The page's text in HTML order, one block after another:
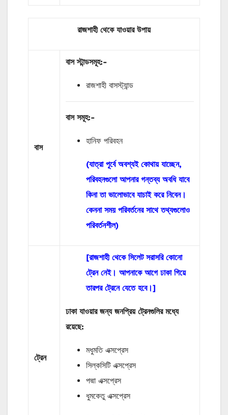
রাজশাহী থেকে যাওয়ার উপায়
বাস
বাস স্টান্ডসমূহ:-
রাজশাহী বাসস্ট্যান্ড
বাস সমূহ:-
হানিফ পরিবহন
(যাত্রা পূর্বে অবশ্যই কোথায় যাচ্ছেন,
পরিবহনগুলো আপনার গন্তব্য অবধি যাবে
কিনা তা ভালোভাবে যাচাই করে নিবেন।
কেননা সময় পরিবর্তনের সাথে তথ্যগুলোও
পরিবর্তনশীল)
ট্রেন
[রাজশাহী থেকে সিলেট সরাসরি কোনো
ট্রেন নেই। আপনাকে আগে ঢাকা গিয়ে
তারপর ট্রেনে যেতে হবে।]
ঢাকা যাওয়ার জন্য জনপ্রিয় ট্রেনগুলির মধ্যে
রয়েছে:
মধুমতি এক্সপ্রেস
সিল্কসিটি এক্সপ্রেস
পদ্মা এক্সপ্রেস
ধুমকেতু এক্সপ্রেস